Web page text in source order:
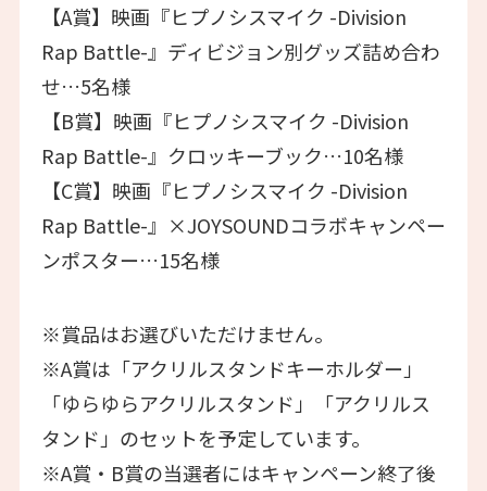
【A賞】映画『ヒプノシスマイク -Division
Rap Battle-』ディビジョン別グッズ詰め合わ
せ…5名様
【B賞】映画『ヒプノシスマイク -Division
Rap Battle-』クロッキーブック…10名様
【C賞】映画『ヒプノシスマイク -Division
Rap Battle-』×JOYSOUNDコラボキャンペー
ンポスター…15名様
※賞品はお選びいただけません。
※A賞は「アクリルスタンドキーホルダー」
「ゆらゆらアクリルスタンド」「アクリルス
タンド」のセットを予定しています。
※A賞・B賞の当選者にはキャンペーン終了後